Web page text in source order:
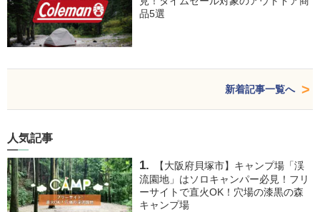
品5選
新着記事一覧へ
人気記事
【大阪府貝塚市】キャンプ場「渓
流園地」はソロキャンパー必見！フリ
ーサイトで直火OK！穴場の漆黒の森
キャンプ場